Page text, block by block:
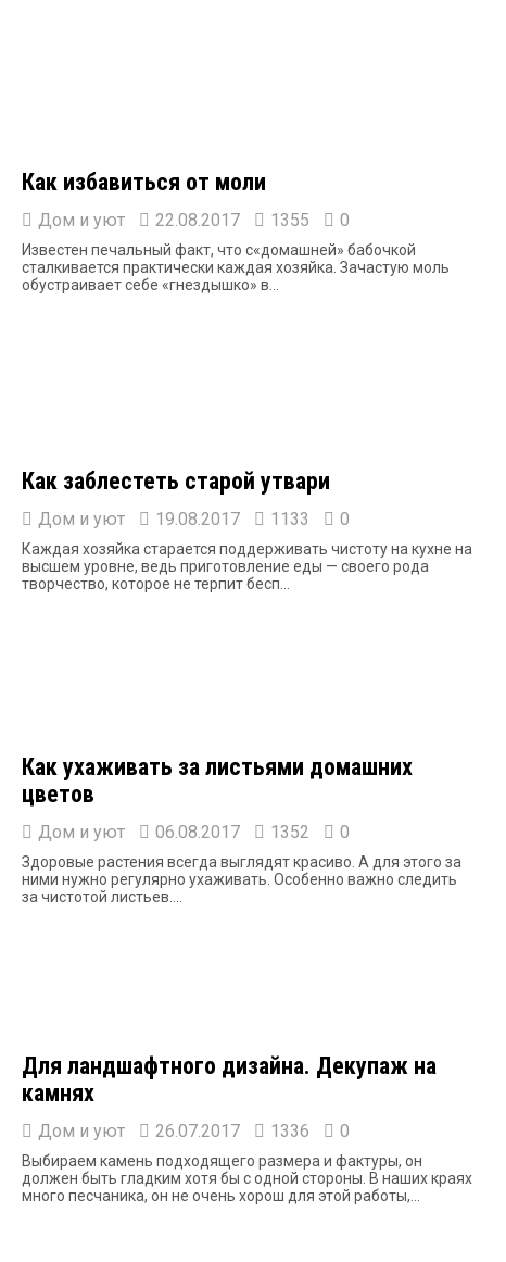
Как избавиться от моли
Дом и уют 22.08.2017 1355 0
Известен печальный факт, что с«домашней» бабочкой
сталкивается практически каждая хозяйка. Зачастую моль
обустраивает себе «гнездышко» в...
Как заблестеть старой утвари
Дом и уют 19.08.2017 1133 0
Каждая хозяйка старается поддерживать чистоту на кухне на
высшем уровне, ведь приготовление еды — своего рода
творчество, которое не терпит бесп...
Как ухаживать за листьями домашних
цветов
Дом и уют 06.08.2017 1352 0
Здоровые растения всегда выглядят красиво. А для этого за
ними нужно регулярно ухаживать. Особенно важно следить
за чистотой листьев....
Для ландшафтного дизайна. Декупаж на
камнях
Дом и уют 26.07.2017 1336 0
Выбираем камень подходящего размера и фактуры, он
должен быть гладким хотя бы с одной стороны. В наших краях
много песчаника, он не очень хорош для этой работы,...